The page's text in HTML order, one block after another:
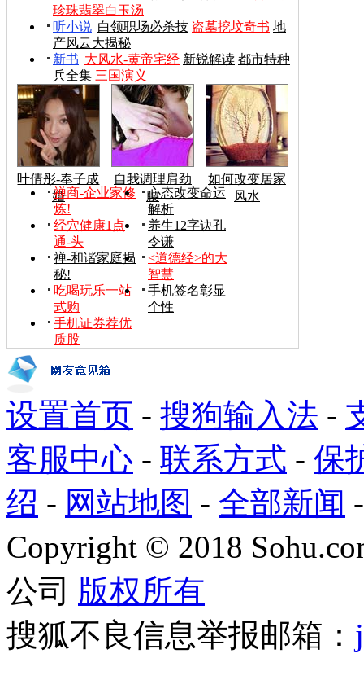
珍珠翡翠白玉汤
听小说| 白领职场必杀技 盗墓挖坟奇书 地
产风云大揭秘
新书| 大风水-黄帝宅经 新锐解读 都市特种
兵全集 三国演义
叶倩彤-奉子成
婚
自我调理肩劲
腰
如何改变居家
风水
禅商-企业家修
炼!
心态改变命运
解析
经穴健康1点
通-头
养生12字诀孔
令谦
禅-和谐家庭揭
秘!
<道德经>的大
智慧
吃喝玩乐一站
式购
手机签名彰显
个性
手机证券荐优
质股
设置首页 - 搜狗输入法 -
客服中心 - 联系方式 - 保
绍 - 网站地图 - 全部新闻
Copyright © 2018
公司 版权所有
搜狐不良信息举报邮箱：